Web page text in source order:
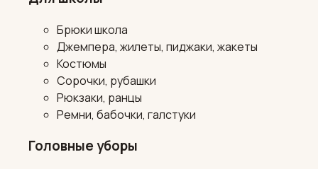
Брюки школа
Джемпера, жилеты, пиджаки, жакеты
Костюмы
Сорочки, рубашки
Рюкзаки, ранцы
Ремни, бабочки, галстуки
Головные уборы